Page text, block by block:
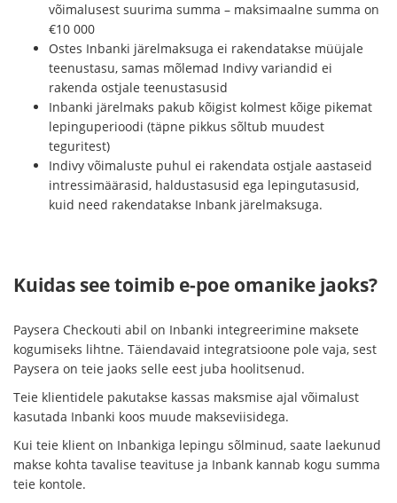
võimalusest suurima summa – maksimaalne summa on
€10 000
Ostes Inbanki järelmaksuga ei rakendatakse müüjale
teenustasu, samas mõlemad Indivy variandid ei
rakenda ostjale teenustasusid
Inbanki järelmaks pakub kõigist kolmest kõige pikemat
lepinguperioodi (täpne pikkus sõltub muudest
teguritest)
Indivy võimaluste puhul ei rakendata ostjale aastaseid
intressimäärasid, haldustasusid ega lepingutasusid,
kuid need rakendatakse Inbank järelmaksuga.
Kuidas see toimib e-poe omanike jaoks?
Paysera Checkouti abil on Inbanki integreerimine maksete
kogumiseks lihtne. Täiendavaid integratsioone pole vaja, sest
Paysera on teie jaoks selle eest juba hoolitsenud.
Teie klientidele pakutakse kassas maksmise ajal võimalust
kasutada Inbanki koos muude makseviisidega.
Kui teie klient on Inbankiga lepingu sõlminud, saate laekunud
makse kohta tavalise teavituse ja Inbank kannab kogu summa
teie kontole.